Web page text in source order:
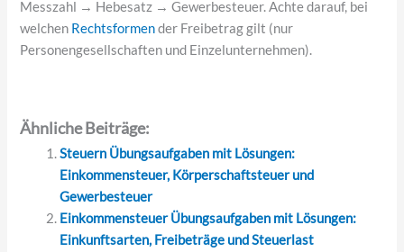
Messzahl → Hebesatz → Gewerbesteuer. Achte darauf, bei
welchen Rechtsformender Freibetrag gilt (nur
Personengesellschaften und Einzelunternehmen).
Ähnliche Beiträge:
Steuern Übungsaufgaben mit Lösungen:
Einkommensteuer, Körperschaftsteuer und
Gewerbesteuer
Einkommensteuer Übungsaufgaben mit Lösungen:
Einkunftsarten, Freibeträge und Steuerlast